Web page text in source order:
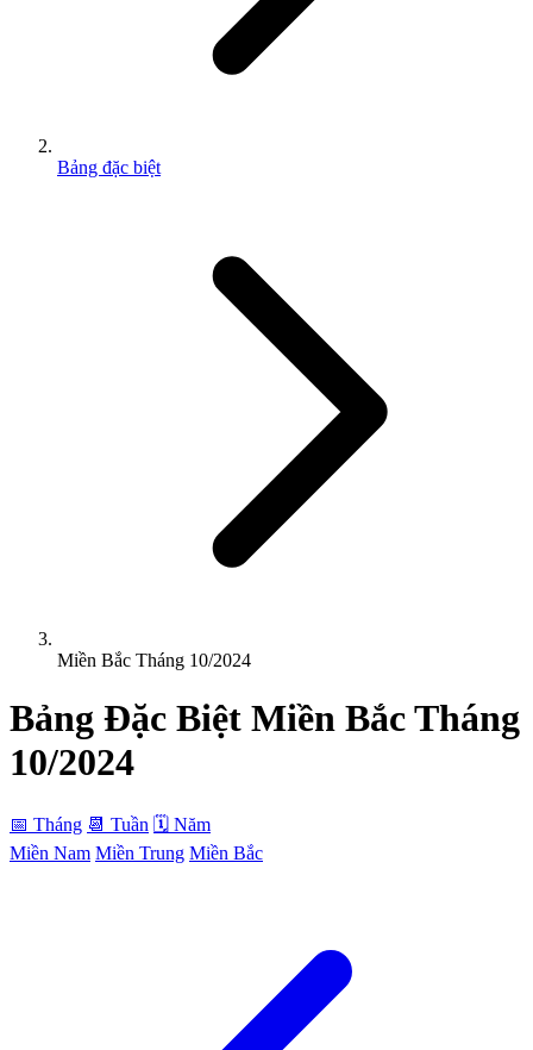
Bảng đặc biệt
Miền Bắc Tháng 10/2024
Bảng Đặc Biệt Miền BắcTháng
10/2024
📅 Tháng 📆 Tuần 🗓 Năm
Miền Nam Miền Trung Miền Bắc